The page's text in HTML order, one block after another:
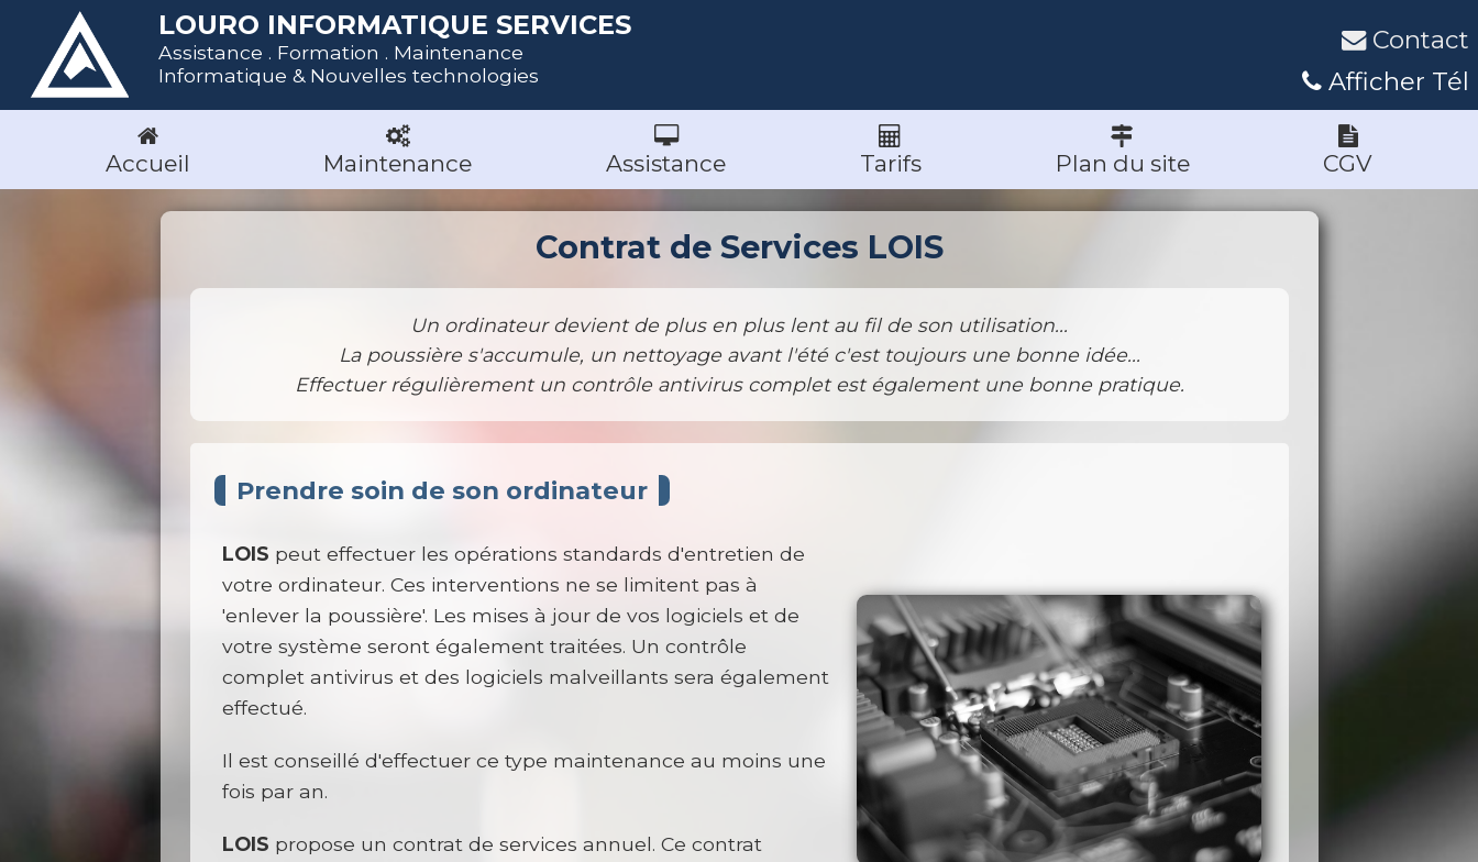
LOURO INFORMATIQUE SERVICES
Assistance . Formation . Maintenance
Informatique & Nouvelles technologies
Contact
Afficher Tél
Accueil Maintenance Assistance Tarifs Plan du site CGV
Contrat de Services LOIS
Un ordinateur devient de plus en plus lent au fil de son utilisation...
La poussière s'accumule, un nettoyage avant l'été c'est toujours une bonne idée...
Effectuer régulièrement un contrôle antivirus complet est également une bonne pratique.
Prendre soin de son ordinateur
LOIS peut effectuer les opérations standards d'entretien de
votre ordinateur. Ces interventions ne se limitent pas à
'enlever la poussière'. Les mises à jour de vos logiciels et de
votre système seront également traitées. Un contrôle
complet antivirus et des logiciels malveillants sera également
effectué.
Il est conseillé d'effectuer ce type maintenance au moins une
fois par an.
LOIS propose un contrat de services annuel. Ce contrat